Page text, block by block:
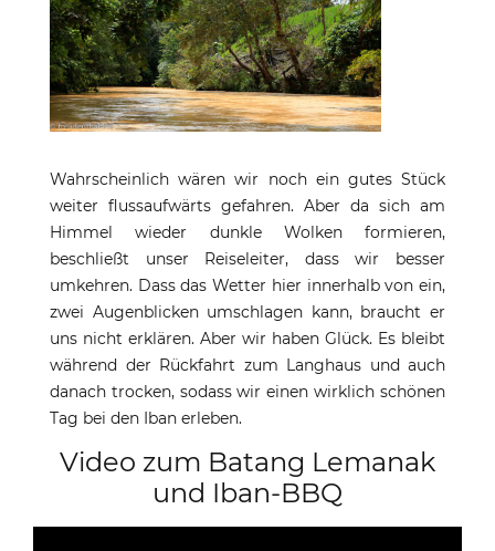
Wahrscheinlich wären wir noch ein gutes Stück
weiter flussaufwärts gefahren. Aber da sich am
Himmel wieder dunkle Wolken formieren,
beschließt unser Reiseleiter, dass wir besser
umkehren. Dass das Wetter hier innerhalb von ein,
zwei Augenblicken umschlagen kann, braucht er
uns nicht erklären. Aber wir haben Glück. Es bleibt
während der Rückfahrt zum Langhaus und auch
danach trocken, sodass wir einen wirklich schönen
Tag bei den Iban erleben.
Video zum Batang Lemanak
und Iban-BBQ